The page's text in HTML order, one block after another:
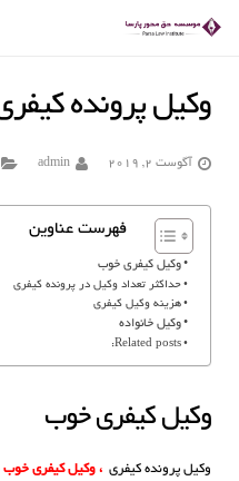
رسانه تصویری
مجله حقوقی
کتب و مقالات
وکیل پرونده
آگوست 2, 2019 admin
فهرست عناوین
وکیل کیفری خوب
حداکثر تعداد وکیل در پرونده کیفری
هزینه وکیل کیفری
وکیل خانواده
Related posts:
وکیل کیفری خوب
وکیل پرونده کیفری ، وکیل کیفری خوب